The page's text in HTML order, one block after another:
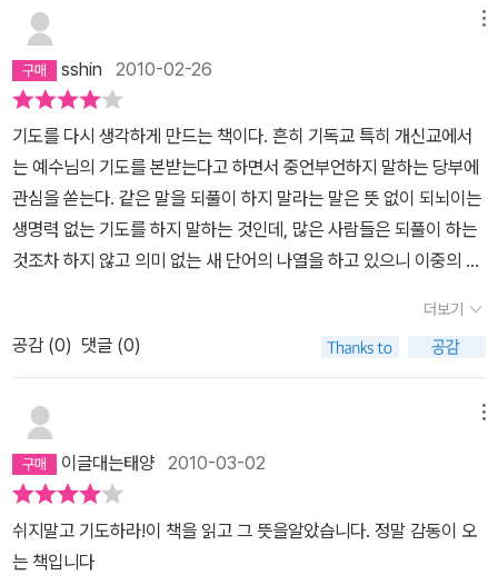
져오는 생각의 벌레들이 우리가 근원을 보는 거울을 더럽히지 못할
것이며, 결국 우리는 우리 삶이 근원과 함께 호흡하고 있음을 깨달으
리라.=========이 책을 읽은 친구 큰나무는 이 수행을 하고 있
다. 또 이 수행법의 방법을 취해 오빠도 진언수행을 하고 있다. 예수의
기도 혹은 그 기도방법은 열망과 실천을 동시에 던져준다. 이 이름 없
는 순례자와 그를 이끈 예수님과 큰스승에게 감사와 존경을 드린다.
sshin 2010-02-26
기도를 다시 생각하게 만드는 책이다. 흔히 기독교 특히 개신교에서
는 예수님의 기도를 본받는다고 하면서 중언부언하지 말하는 당부에
관심을 쏟는다. 같은 말을 되풀이 하지 말라는 말은 뜻 없이 되뇌이는
생명력 없는 기도를 하지 말하는 것인데, 많은 사람들은 되풀이 하는
것조차 하지 않고 의미 없는 새 단어의 나열을 하고 있으니 이중의 잘
에 생명력을 불어 넣을 것을 강조하고 있는 것이다. 지루하다 못해 피
해갈 수 없는 작업을 결국은 해야 하는 명령받은 병사처럼, '주 예수
그리스도여, 자비를 베푸소서!'를 거듭해가면서 참된 기도의 혼을 불
어넣는 실천을 이 책의 저자는 명령하고 있다.
더보기
공감 (0) 댓글 (0)
이글대는태양 2010-03-02
쉬지말고 기도하라!이 책을 읽고 그 뜻을알았습니다. 정말 감동이 오
는 책입니다